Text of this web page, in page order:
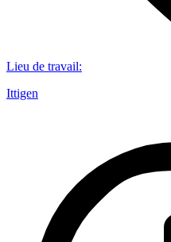
Lieu de travail:
Ittigen